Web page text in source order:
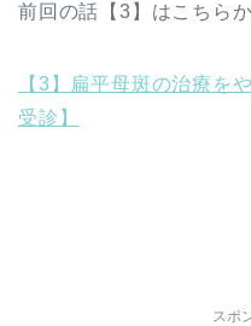
前回の話【3】はこちら
【3】扁平母斑の治療を
受診】
スポ